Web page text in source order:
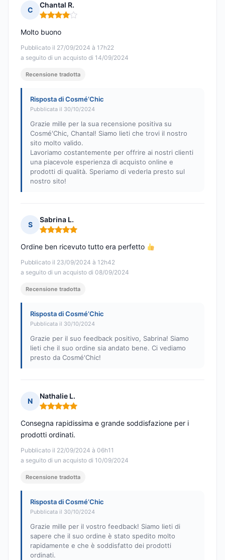
C
Chantal R.
Nota: 4 su 5
Pubblicato il 27/09/2024 à 17h22
a seguito di un acquisto di 14/09/2024
Molto buono
Recensione tradotta
Risposta di Cosmé’Chic
Pubblicata il 30/10/2024
Grazie mille per la sua recensione positiva su
Cosmé'Chic, Chantal! Siamo lieti che trovi il nostro
sito molto valido.
Lavoriamo costantemente per offrire ai nostri clienti
una piacevole esperienza di acquisto online e
prodotti di qualità. Speriamo di vederla presto sul
nostro sito!
S
Sabrina L.
Nota: 5 su 5
Pubblicato il 23/09/2024 à 12h42
a seguito di un acquisto di 08/09/2024
Ordine ben ricevuto tutto era perfetto
Recensione tradotta
Risposta di Cosmé’Chic
Pubblicata il 30/10/2024
Grazie per il suo feedback positivo, Sabrina! Siamo
lieti che il suo ordine sia andato bene. Ci vediamo
presto da Cosmé'Chic!
N
Nathalie L.
Nota: 5 su 5
Pubblicato il 22/09/2024 à 06h11
a seguito di un acquisto di 10/09/2024
Consegna rapidissima e grande soddisfazione per i
prodotti ordinati.
Recensione tradotta
Risposta di Cosmé’Chic
Pubblicata il 30/10/2024
Grazie mille per il vostro feedback! Siamo lieti di
sapere che il suo ordine è stato spedito molto
rapidamente e che è soddisfatto dei prodotti
ordinati.